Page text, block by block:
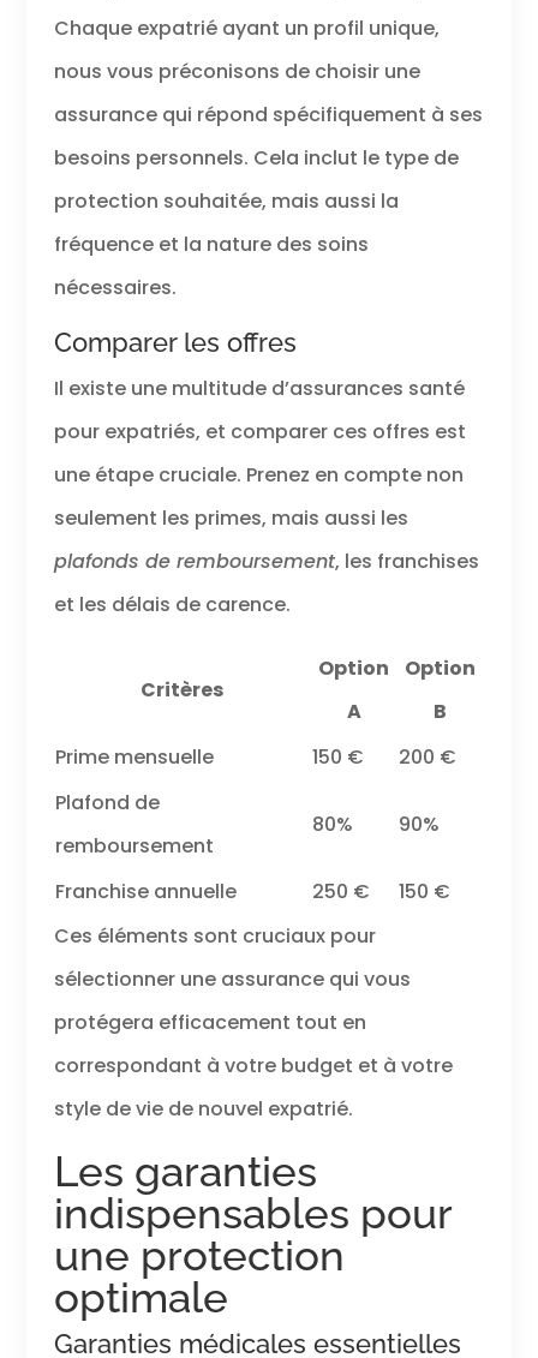
Chaque expatrié ayant un profil unique,
nous vous préconisons de choisir une
assurance qui répond spécifiquement à ses
besoins personnels. Cela inclut le type de
protection souhaitée, mais aussi la
fréquence et la nature des soins
nécessaires.
Comparer les offres
Il existe une multitude d’assurances santé
pour expatriés, et comparer ces offres est
une étape cruciale. Prenez en compte non
seulement les primes, mais aussi les
plafonds de remboursement, les franchises
et les délais de carence.
Critères
Option
A
Option
B
Prime mensuelle
150 €
200 €
Plafond de
remboursement
80% 90%
Franchise annuelle 250 €
150 €
Ces éléments sont cruciaux pour
sélectionner une assurance qui vous
protégera efficacement tout en
correspondant à votre budget et à votre
style de vie de nouvel expatrié.
Les garanties
indispensables pour
une protection
optimale
Garanties médicales essentielles